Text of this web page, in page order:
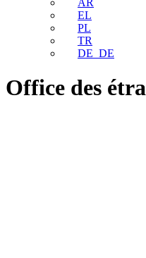
AR
EL
PL
TR
DE_DE
Office des